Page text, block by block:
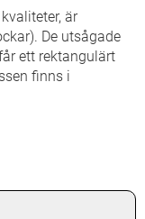
är
De utsågade
ett rektangulärt
finns i